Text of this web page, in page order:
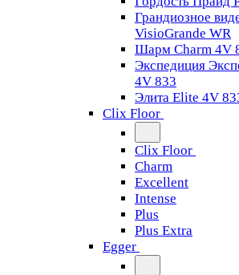
Грандиозное
VisioGrande WR
Шарм Charm 4V
Экспедиция
4V 833
Элита Elite 4V
Clix Floor
Clix Floor
Charm
Excellent
Intense
Plus
Plus Extra
Egger